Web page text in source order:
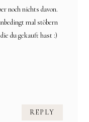
noch nichts davon.
mal stöbern
du gekauft hast :)
REPLY